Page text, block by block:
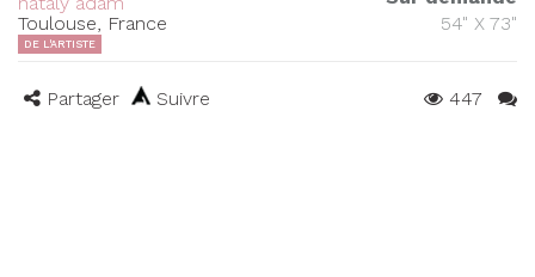
Toulouse, France
54" X 73"
DE L'ARTISTE
Partager Suivre 447